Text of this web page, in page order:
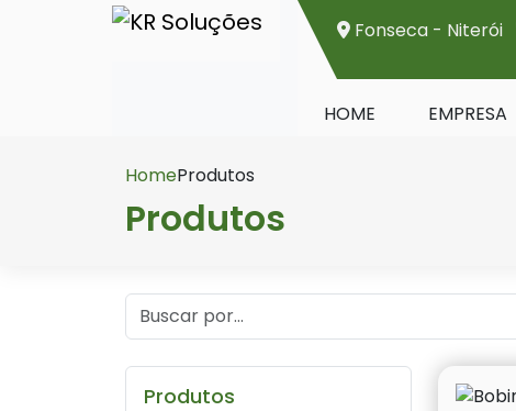
Fonseca - Niterói
HOME EMPRESA
HomeProdutos
Produtos
Produtos